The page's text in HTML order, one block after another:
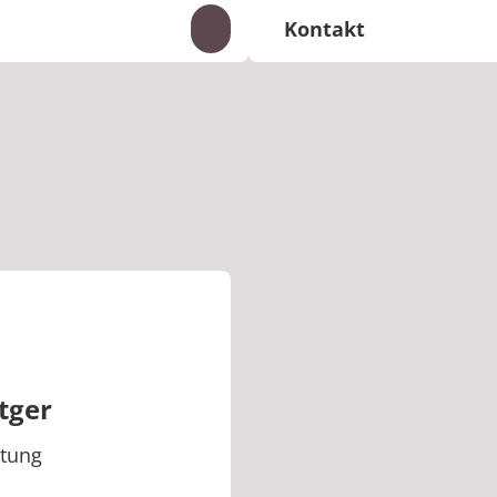
Inhalte auf- und zuklappen
Kontakt